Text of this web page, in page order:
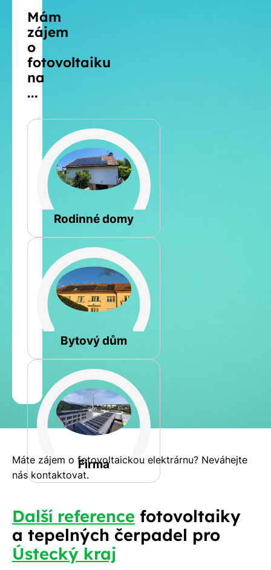
Mám
zájem
o
fotovoltaiku
na
...
Rodinné domy
Bytový dům
Firma
Šikmá
Jiná
Spočítat
kalkulaci
Jméno
a
příjmení
Telefon
mail
Máte zájem o fotovoltaickou elektrárnu? Neváhejte
nás kontaktovat.
Další reference fotovoltaiky
a tepelných čerpadel pro
Ústecký kraj